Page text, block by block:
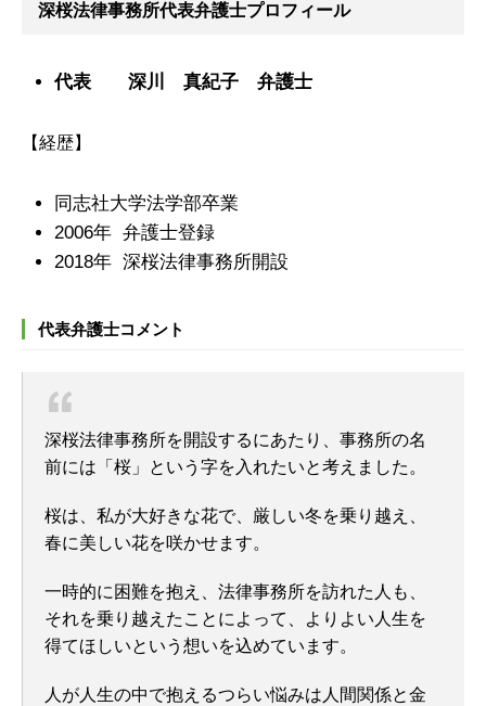
深桜法律事務所代表弁護士プロフィール
代表 深川 真紀子 弁護士
【経歴】
同志社大学法学部卒業
2006年 弁護士登録
2018年 深桜法律事務所開設
代表弁護士コメント
深桜法律事務所を開設するにあたり、事務所の名
前には「桜」という字を入れたいと考えました。
桜は、私が大好きな花で、厳しい冬を乗り越え、
春に美しい花を咲かせます。
一時的に困難を抱え、法律事務所を訪れた人も、
それを乗り越えたことによって、よりよい人生を
得てほしいという想いを込めています。
人が人生の中で抱えるつらい悩みは人間関係と金